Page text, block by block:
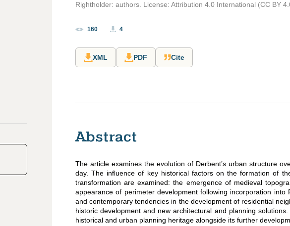
Rightholder: authors. License: Attribution 4.0 International (CC BY
160 4
XML PDF Cite
Abstract
The article examines the evolution of Derbent’s urban structure
day. The influence of key historical factors on the formation of
transformation are examined: the emergence of medieval
appearance of perimeter development following incorporation
and contemporary tendencies in the development of residential
historic development and new architectural and planning
historical and urban planning heritage alongside its further